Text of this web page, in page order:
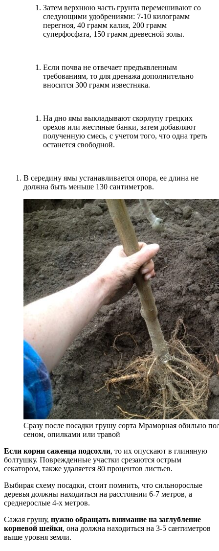
Затем верхнюю часть грунта перемешивают со
следующими удобрениями: 7-10 килограмм
перегноя, 40 грамм калия, 200 грамм
суперфосфата, 150 грамм древесной золы.
Если почва не отвечает предъявленным
требованиям, то для дренажа дополнительно
вносится 300 грамм известняка.
На дно ямы выкладывают скорлупу грецких
орехов или жестяные банки, затем добавляют
полученную смесь, с учетом того, что одна треть
останется свободной.
В середину ямы устанавливается опора, ее длина не
должна быть меньше 130 сантиметров.
Сразу после посадки грушу сорта Мраморная обильно
сеном, опилками или травой
Если корни саженца подсохли, то их опускают в глиняную
болтушку. Поврежденные участки срезаются острым
секатором, также удаляется 80 процентов листьев.
Выбирая схему посадки, стоит помнить, что сильнорослые
деревья должны находиться на расстоянии 6-7 метров, а
среднерослые 4-х метров.
Сажая грушу, нужно обращать внимание на заглубление
корневой шейки, она должна находиться на 3-5 сантиметров
выше уровня земли.